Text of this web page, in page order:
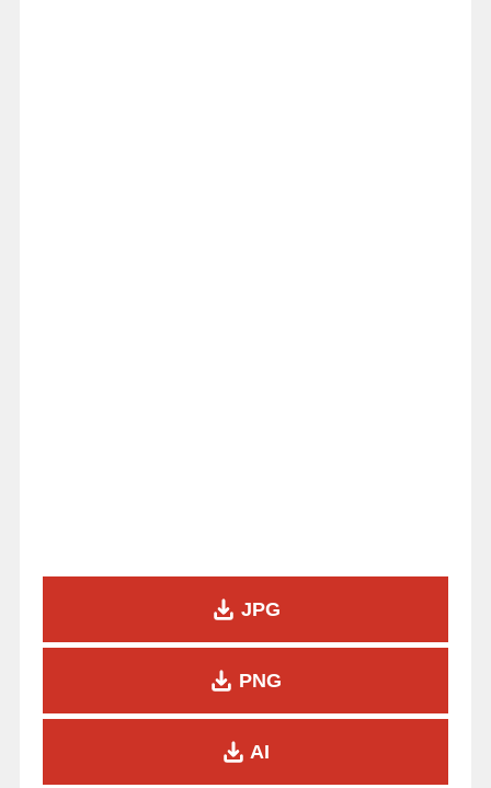
JPG
PNG
AI